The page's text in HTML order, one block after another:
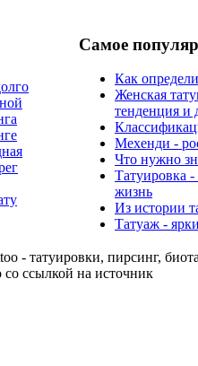
Самое
Как
Женская
тенденция и
Мехенди -
Что нужно
Татуировка
жизнь
Из истории
Татуаж -
- татуировки, пирсинг,
со ссылкой на источник